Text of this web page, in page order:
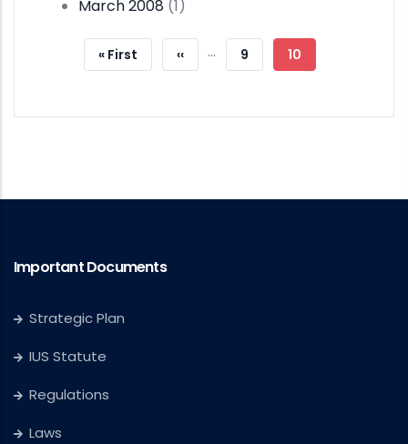
March 2008 (1)
Pagination
First
« First
Previous
‹‹ … Page
9
Current
10
Important Documents
Strategic Plan
IUS Statute
Regulations
Laws